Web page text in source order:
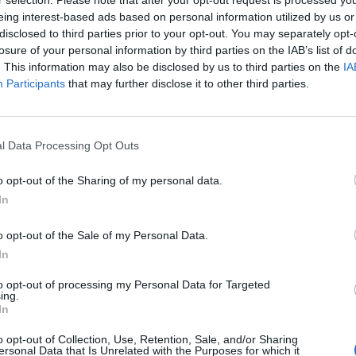
interest-based ads based on personal information utilized by us
to third parties prior to your opt-out. You may separately
of your personal information by third parties on the IAB’s list of
This information may also be disclosed by us to third parties on the
Participants that may further disclose it to other third parties.
Data Processing Opt Outs
opt-out of the Sharing of my personal data.
opt-out of the Sale of my Personal Data.
opt-out of processing my Personal Data for Targeted
opt-out of Collection, Use, Retention, Sale, and/or Sharing
Data that Is Unrelated with the Purposes for which it
francia radikális jobboldali Nemzeti Tömörülés
Emmanuel Macron francia államfő az Európai
kormányfők csütörtökön véget ért salzburgi
amelyek nem akarnak több Európát, nem fognak
(...) Európa nem egy étlap, hanem egy politikai projekt -
európai parlamenti választások előtti kampányról szólva...
tartalmazza:
cikkarchívum